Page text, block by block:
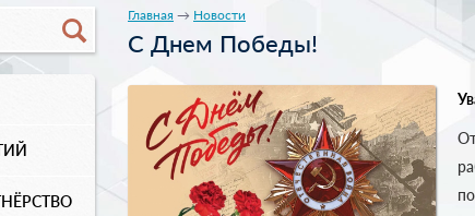
Главная → Новости
С Днем Победы!